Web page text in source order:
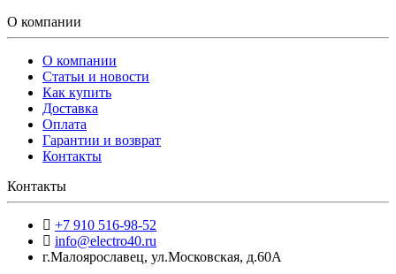
О компании
О компании
Статьи и новости
Как купить
Доставка
Оплата
Гарантии и возврат
Контакты
Контакты
+7 910 516-98-52
info@electro40.ru
г.Малоярославец, ул.Московская, д.60А